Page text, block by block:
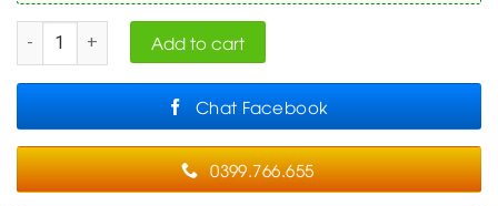
Quantity Add to cart
Chat Facebook
0399.766.655